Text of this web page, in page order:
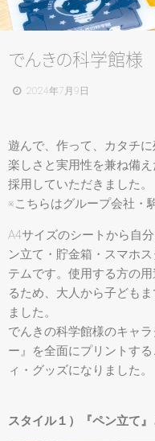
お問い合わせ
でんきの科学館様
2024年7月9日
遊んで、作って、カタチに
楽しさと実用性を兼ね備
採用していただきました。
※こちらはグループ会社・
A4サイズのシートから自
ン立て・貯金箱・スマホ
テムです。使用する方の
るため、大人から子ども
ました。
でんきの科学館様のキャ
ー』を全面にプリントす
ィ・グッズになりました。
スタイル１）『ペン立て